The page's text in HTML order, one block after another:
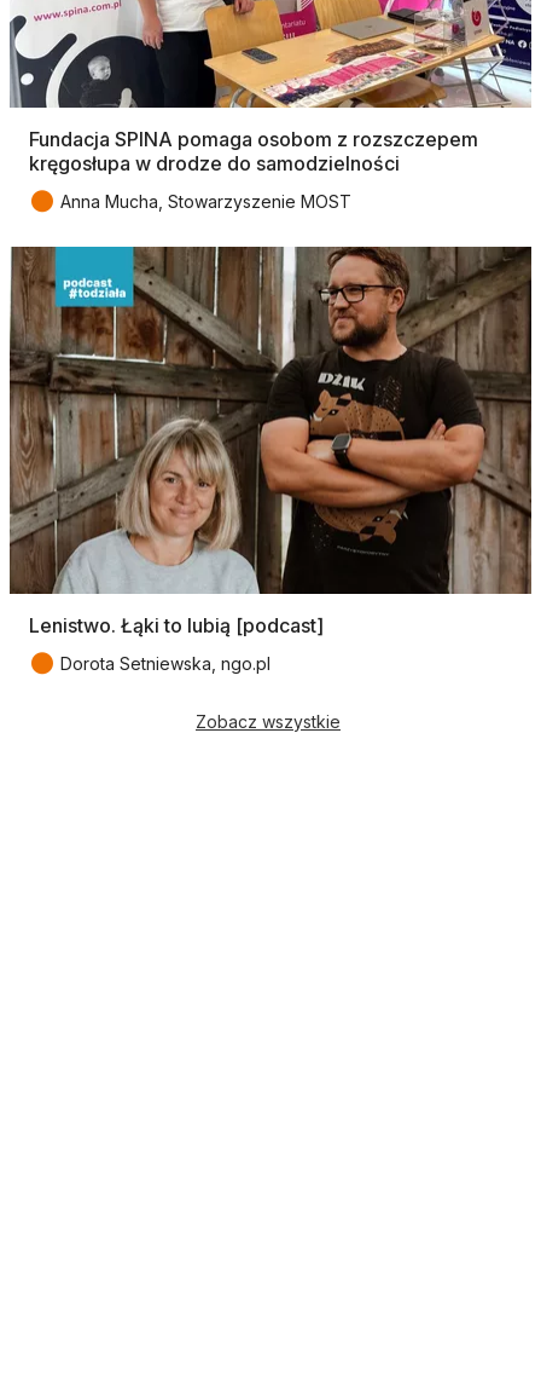
Fundacja SPINA pomaga osobom z rozszczepem
kręgosłupa w drodze do samodzielności
● Anna Mucha, Stowarzyszenie MOST
Lenistwo. Łąki to lubią [podcast]
● Dorota Setniewska, ngo.pl
Zobacz wszystkie